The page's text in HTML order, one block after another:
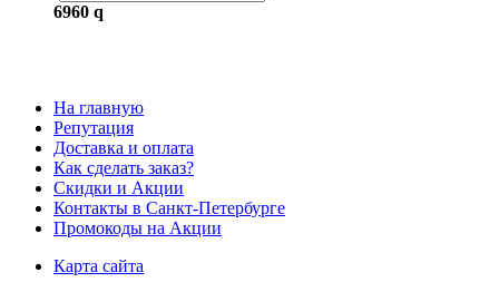
6960 q
На главную
Репутация
Доставка и оплата
Как сделать заказ?
Скидки и Акции
Контакты в Санкт-Петербурге
Промокоды на Акции
Карта сайта